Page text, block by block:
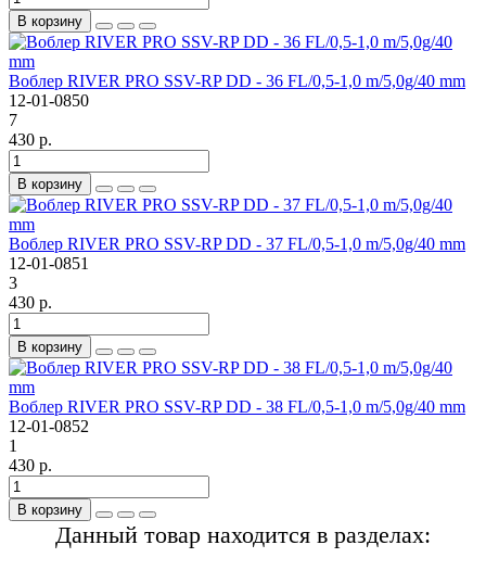
В корзину
Воблер RIVER PRO SSV-RP DD - 36 FL/0,5-1,0 m/5,0g/40 mm
12-01-0850
7
430 р.
В корзину
Воблер RIVER PRO SSV-RP DD - 37 FL/0,5-1,0 m/5,0g/40 mm
12-01-0851
3
430 р.
В корзину
Воблер RIVER PRO SSV-RP DD - 38 FL/0,5-1,0 m/5,0g/40 mm
12-01-0852
1
430 р.
В корзину
Данный товар находится в разделах: